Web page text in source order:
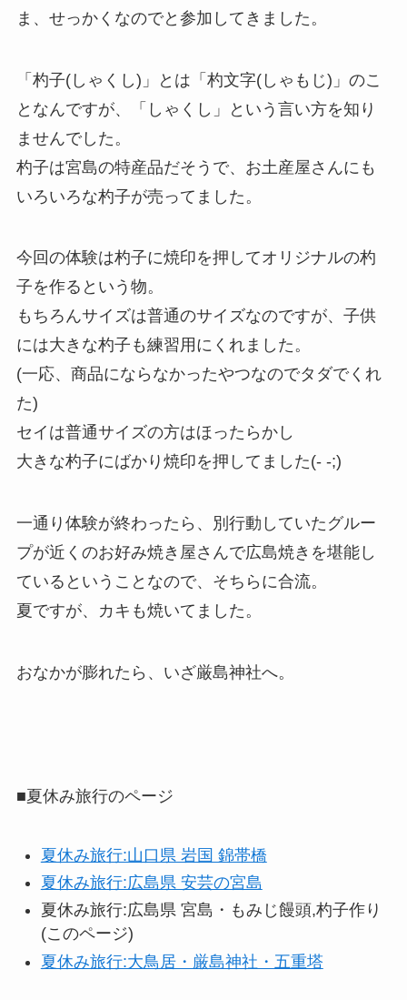
ま、せっかくなのでと参加してきました。
「杓子(しゃくし)」とは「杓文字(しゃもじ)」のこ
となんですが、「しゃくし」という言い方を知り
ませんでした。
杓子は宮島の特産品だそうで、お土産屋さんにも
いろいろな杓子が売ってました。
今回の体験は杓子に焼印を押してオリジナルの杓
子を作るという物。
もちろんサイズは普通のサイズなのですが、子供
には大きな杓子も練習用にくれました。
(一応、商品にならなかったやつなのでタダでくれ
た)
セイは普通サイズの方はほったらかし
大きな杓子にばかり焼印を押してました(- -;)
一通り体験が終わったら、別行動していたグルー
プが近くのお好み焼き屋さんで広島焼きを堪能し
ているということなので、そちらに合流。
夏ですが、カキも焼いてました。
おなかが膨れたら、いざ厳島神社へ。
■夏休み旅行のページ
夏休み旅行:山口県 岩国 錦帯橋
夏休み旅行:広島県 安芸の宮島
夏休み旅行:広島県 宮島・もみじ饅頭,杓子作り
(このページ)
夏休み旅行:大鳥居・厳島神社・五重塔